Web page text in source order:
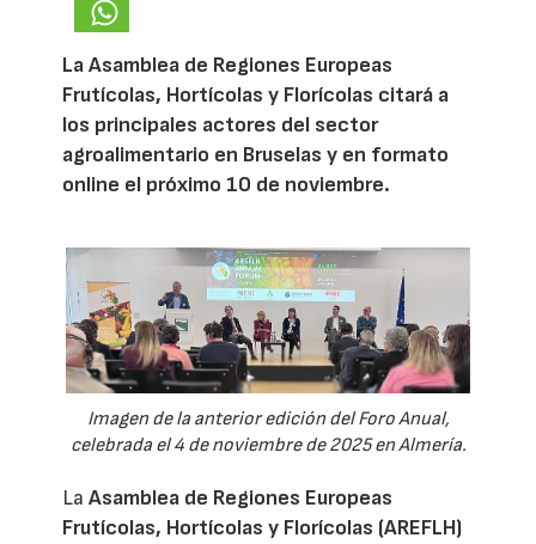
La Asamblea de Regiones Europeas
Frutícolas, Hortícolas y Florícolas citará a
los principales actores del sector
agroalimentario en Bruselas y en formato
online el próximo 10 de noviembre.
Imagen de la anterior edición del Foro Anual,
celebrada el 4 de noviembre de 2025 en Almería.
LaAsamblea de Regiones Europeas
Frutícolas, Hortícolas y Florícolas (AREFLH)